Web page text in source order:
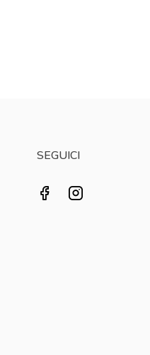
SEGUICI